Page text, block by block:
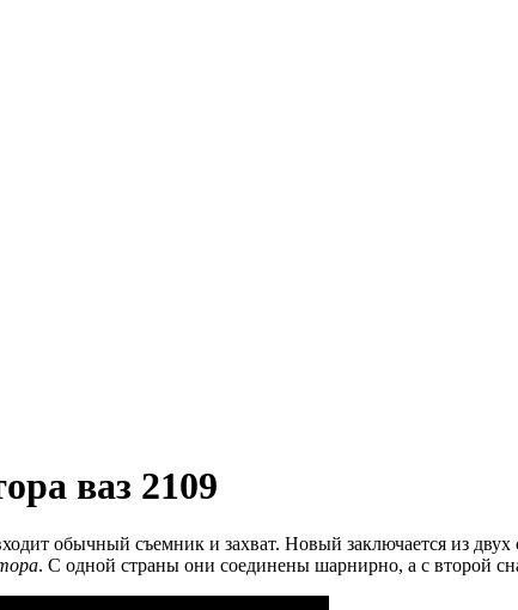
ваз 2109
обычный съемник и захват. Новый заключается из
. С одной страны они соединены шарнирно, а с второй